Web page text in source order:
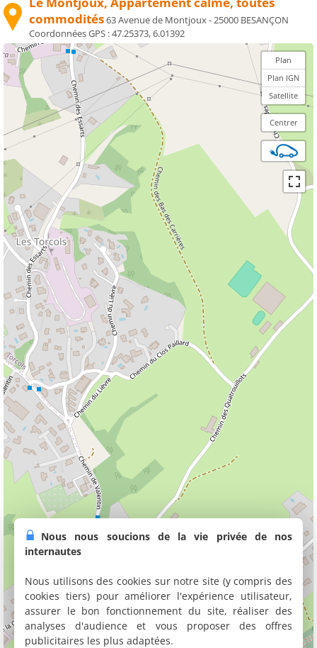
commodités63 Avenue de Montjoux - 25000 BESANÇON
Coordonnées GPS :47.25373, 6.01392
Plan
Plan IGN
Satellite
Centrer
Nous nous soucions de la vie privée de nos
internautes
Nous utilisons des cookies sur notre site (y compris des
cookies tiers) pour améliorer l'expérience utilisateur,
assurer le bon fonctionnement du site, réaliser des
analyses d'audience et vous proposer des offres
publicitaires les plus adaptées.